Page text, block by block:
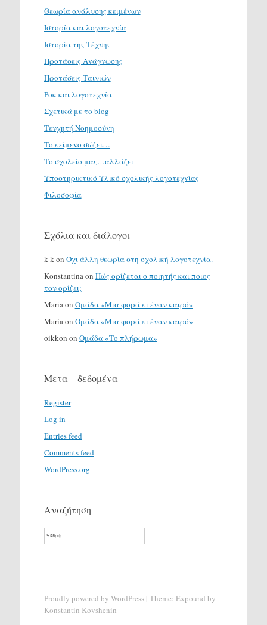
Θεωρία ανάλυσης κειμένων
Ιστορία και λογοτεχνία
Ιστορία της Τέχνης
Προτάσεις Ανάγνωσης
Προτάσεις Ταινιών
Ροκ και λογοτεχνία
Σχετικά με το blog
Τενχητή Νοημοσύνη
Το κείμενο σώζει…
Το σχολείο μας…αλλάζει
Υποστηρικτικό Υλικό σχολικής λογοτεχνίας
Φιλοσοφία
Σχόλια και διάλογοι
k k on Όχι άλλη θεωρία στη σχολική λογοτεχνία.
Konstantina on Πώς ορίζεται ο ποιητής και ποιος
τον ορίζει;
Maria on Ομάδα «Μια φορά κι έναν καιρό»
Maria on Ομάδα «Μια φορά κι έναν καιρό»
oikkon on Ομάδα «Το πλήρωμα»
Μετα – δεδομένα
Register
Log in
Entries feed
Comments feed
WordPress.org
Αναζήτηση
Search
Proudly powered by WordPress| Theme: Expound by
Konstantin Kovshenin